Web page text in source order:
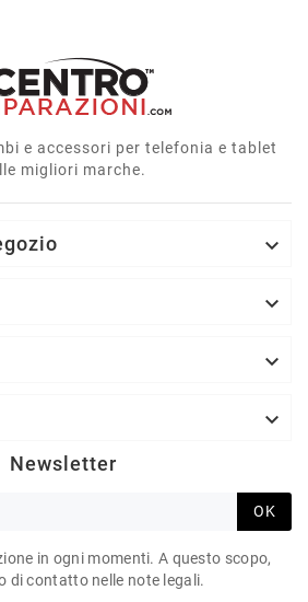
e accessori per telefonia e tablet
migliori marche.




Newsletter
OK
in ogni momenti. A questo scopo,
di contatto nelle note legali.